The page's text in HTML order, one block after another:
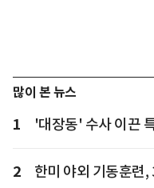
많이 본 뉴스
1 '대장동' 수사 이끈
2 한미 야외 기동훈련,